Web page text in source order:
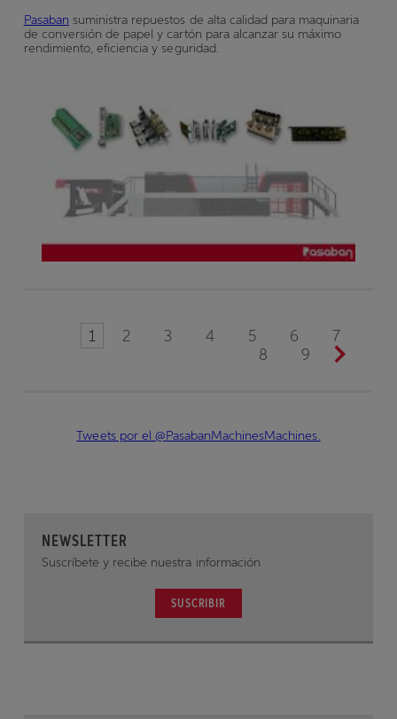
Pasaban suministra repuestos de alta calidad para maquinaria
de conversión de papel y cartón para alcanzar su máximo
rendimiento, eficiencia y seguridad.
1 2 3 4 5 6
7
8
9
Tweets por el @PasabanMachinesMachines.
NEWSLETTER
Suscríbete y recibe nuestra información
SUSCRIBIR